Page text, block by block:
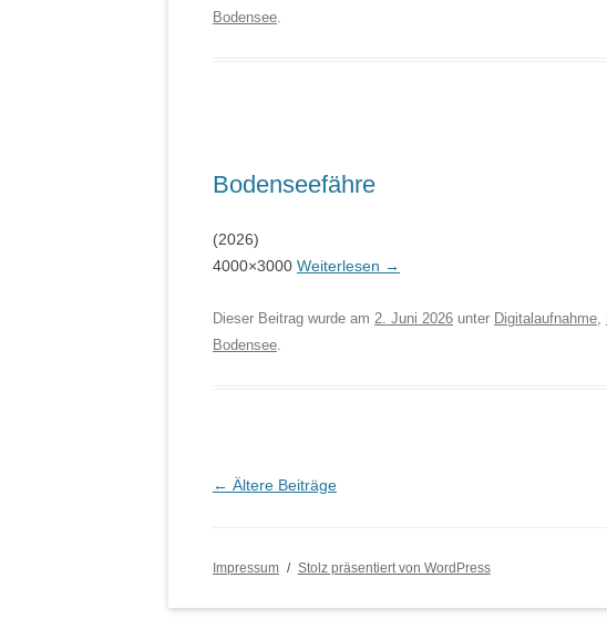
Bodensee.
Bodenseefähre
(2026)
4000×3000 Weiterlesen →
Dieser Beitrag wurde am 2. Juni 2026 unter Digitalaufnahme,
Bodensee.
Beitragsnavigation
← Ältere Beiträge
Impressum Stolz präsentiert von WordPress